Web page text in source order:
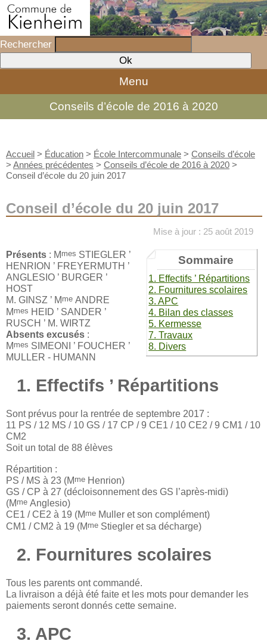
Rechercher
Menu
Conseils d’école de 2016 à 2020
Accueil > Éducation > École Intercommunale > Conseils d’école
> Années précédentes > Conseils d’école de 2016 à 2020 >
Conseil d’école du 20 juin 2017
Conseil d’école du 20 juin 2017
Mise à jour : 25 août 2019
Sommaire
1. Effectifs ’ Répartitions
2. Fournitures scolaires
3. APC
4. Bilan des classes
5. Kermesse
7. Travaux
8. Divers
Présents : Mmes STIEGLER ’
HENRION ’ FREYERMUTH ’
ANGLESIO ’ BURGER ’
HOST
M. GINSZ ’ M me ANDRE
Mmes HEID ’ SANDER ’
RUSCH ’ M. WIRTZ
Absents excusés :
M mes SIMEONI ’ FOUCHER ’
MULLER - HUMANN
1. Effectifs ’ Répartitions
Sont prévus pour la rentrée de septembre 2017 :
11 PS / 12 MS / 10 GS / 17 CP / 9 CE1 / 10 CE2 / 9 CM1 / 10
CM2
Soit un total de 88 élèves
Répartition :
PS / MS à 23 (Mme Henrion)
GS / CP à 27 (décloisonnement des GS l’après-midi)
(M me Anglesio)
CE1 / CE2 à 19 (M me Muller et son complément)
CM1 / CM2 à 19 (Mme Stiegler et sa décharge)
2. Fournitures scolaires
Tous les parents ont commandé.
La livraison a déjà été faite et les mots pour demander les
paiements seront donnés cette semaine.
3. APC